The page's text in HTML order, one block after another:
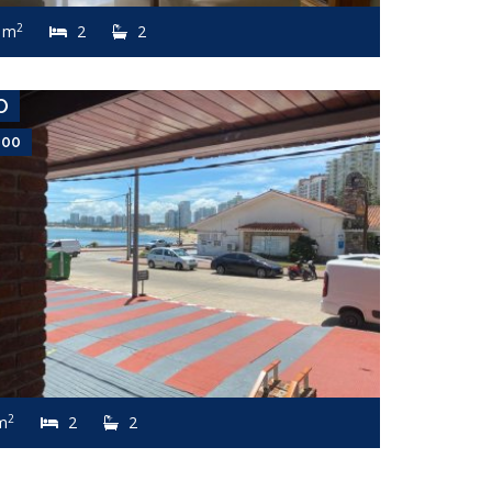
2 2 2
Apartamento #7811
PENÍNSULA
2 2 2